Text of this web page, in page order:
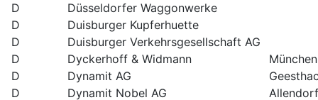
D
Düsseldorfer Waggonwerke
D
Duisburger Kupferhuette
D
Duisburger Verkehrsgesellschaft AG
D
Dyckerhoff & Widmann
München
D
Dynamit AG
D
Dynamit Nobel AG Allendorf